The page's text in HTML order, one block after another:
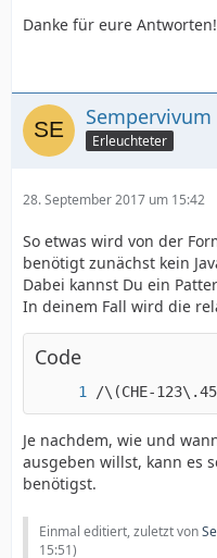
Danke für eure Antworten!
Sempervivum
Erleuchteter
28. September 2017 um 15:42
So etwas wird von der
benötigt zunächst kein
Dabei kannst Du ein
In deinem Fall wird die
Code
/\(CHE-
Je nachdem, wie und
ausgeben willst, kann es
benötigst.
Einmal editiert, zuletzt von
15:51)